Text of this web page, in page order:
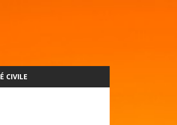
CIVILE